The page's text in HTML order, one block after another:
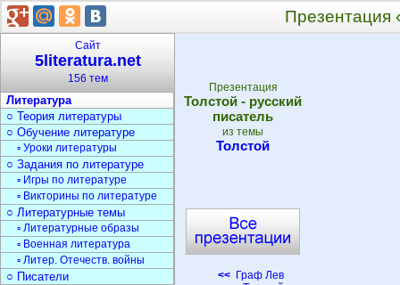
Презентация
Презентация
Толстой - русский
писатель
из темы
Толстой
<< Граф Лев
Сайт
5literatura.net
156 тем
Литература
○ Теория литературы
○ Обучение литературе
▫ Уроки литературы
○ Задания по литературе
▫ Игры по литературе
▫ Викторины по литературе
○ Литературные темы
▫ Литературные образы
▫ Военная литература
▫ Литер. Отечеств. войны
○ Писатели